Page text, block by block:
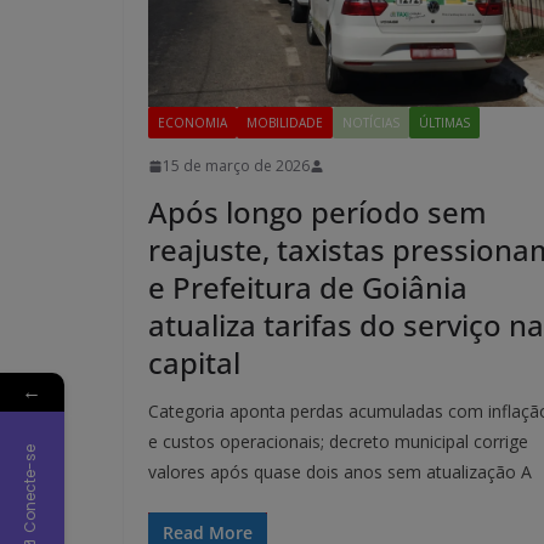
ECONOMIA MOBILIDADE NOTÍCIAS ÚLTIMAS
15 de março de 2026
Após longo período sem
reajuste, taxistas
e Prefeitura de Goiânia
atualiza tarifas do serviço na
capital
Categoria aponta perdas acumuladas com
e custos operacionais; decreto municipal corrige
valores após quase dois anos sem atualização A
Read More
←
Conecte-se